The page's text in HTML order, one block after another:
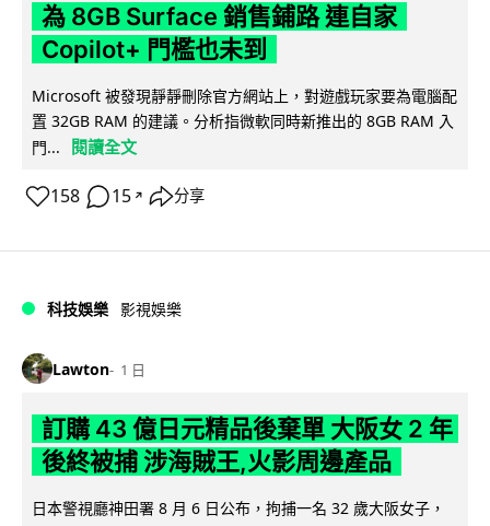
為 8GB Surface 銷售鋪路 連自家
Copilot+ 門檻也未到
Microsoft 被發現靜靜刪除官方網站上，對遊戲玩家要為電腦配
置 32GB RAM 的建議。分析指微軟同時新推出的 8GB RAM 入
門...
閱讀全文
158 15 ↗ 分享
科技娛樂 影視娛樂
Lawton 1 日
訂購 43 億日元精品後棄單 大阪女 2 年
後終被捕 涉海賊王,火影周邊產品
日本警視廳神田署 8 月 6 日公布，拘捕一名 32 歲大阪女子，